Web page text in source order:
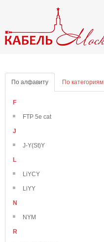
По алфавиту По категориям
F
FTP 5e cat
J
J-Y(St)Y
L
LiYCY
LiYY
N
NYM
R